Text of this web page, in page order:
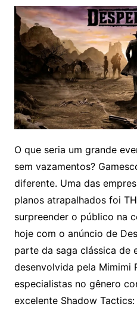
O que seria um grande
sem vazamentos?
diferente. Uma das
planos atrapalhados foi
surpreender o público na
hoje com o anúncio de
parte da saga clássica de
desenvolvida pela Mimimi
especialistas no gênero
excelente Shadow